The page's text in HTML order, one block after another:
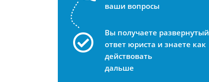
ваши вопросы
Вы получаете развернутый
ответ юриста и знаете как
действовать
дальше